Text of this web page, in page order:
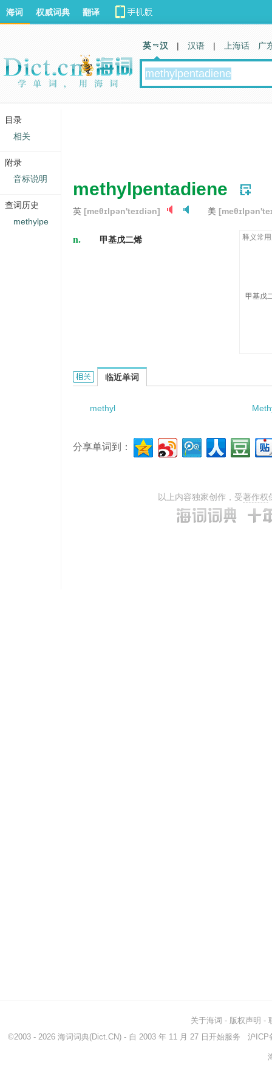
methylpentadiene
英 [meθɪlpən'teɪdiən] 美
n. 甲基戊二烯 释义常
甲基戊
methylpentadiene的相关资料：
临近单词
methyl
分享单词到：
以上内容独家创作，受著作权
海词 权威词典 翻译
英 汉 | 汉语 | 上海话 广
关于海词 - 版权声明 -
©2003 - 2026 海词词典(Dict.CN) - 自 2003 年 11 月 27 日开始服务 沪ICP
目录
相关
附录
音标说明
查词历史
methylpe